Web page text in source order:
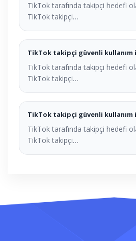
TikTok tarafında takipçi hedefi
TikTok takipçi…
TikTok takipçi güvenli kullanım
TikTok tarafında takipçi hedefi
TikTok takipçi…
TikTok takipçi güvenli kullanım
TikTok tarafında takipçi hedefi
TikTok takipçi…